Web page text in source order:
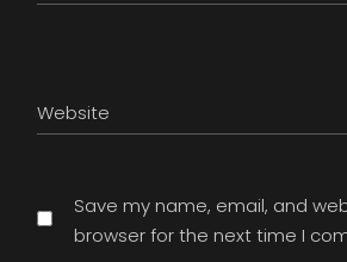
Save my name, email, and
browser for the next time I